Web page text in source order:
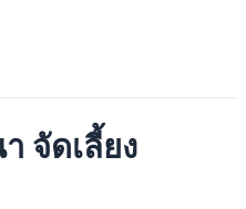
จัดเลี้ยง